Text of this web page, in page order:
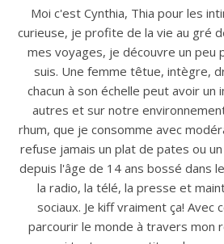
Moi c'est Cynthia, Thia pour les
curieuse, je profite de la vie au gré
mes voyages, je découvre un peu
suis. Une femme têtue, intègre,
chacun à son échelle peut avoir un
autres et sur notre
rhum, que je consomme avec
refuse jamais un plat de pates ou un
depuis l'âge de 14 ans bossé dans
la radio, la télé, la presse et
sociaux. Je kiff vraiment ça! Avec
parcourir le monde à travers mon